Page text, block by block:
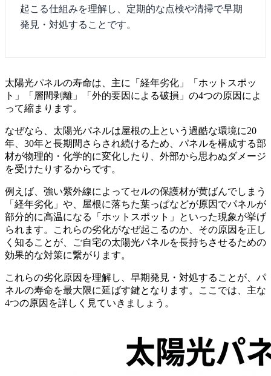
起こる仕組みを理解し、定期的な点検や清掃で早期
発見・対処することです。
太陽光パネルの寿命は、主に「経年劣化」「ホットスポッ
ト」「層間剥離」「外的要因による破損」の4つの原因によ
って縮まります。
なぜなら、太陽光パネルは屋根の上という過酷な環境に20
年、30年と長期間さらされ続けるため、パネルを構成する部
材が物理的・化学的に変化したり、外部から思わぬダメージ
を受けたりするからです。
例えば、強い紫外線によってセルの保護材が黄ばんでしまう
「経年劣化」や、屋根に落ちた葉っぱなどが原因でパネルが
部分的に高温になる「ホットスポット」といった現象が挙げ
られます。これらの劣化がなぜ起こるのか、その原因を正し
く知ることが、ご自宅の太陽光パネルを長持ちさせるための
効果的な対策に繋がります。
これらの劣化原因を理解し、早期発見・対処することが、パ
ネルの寿命を最大限に延ばす鍵となります。ここでは、主な
4つの原因を詳しく見ていきましょう。